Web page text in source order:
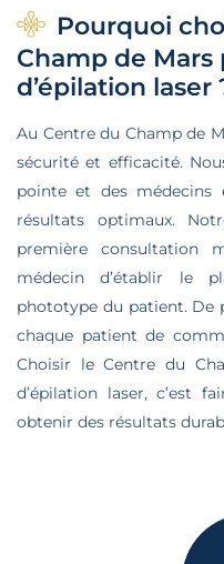
Pourquoi
Champ de Mars
d’épilation laser
Au Centre du Champ de
sécurité et efficacité.
pointe et des médecins
résultats optimaux.
première consultation
médecin d’établir le
phototype du patient. De
chaque patient de
Choisir le Centre du
d’épilation laser, c’est
obtenir des résultats